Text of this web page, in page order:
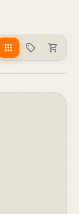
apps sell shopping_cart